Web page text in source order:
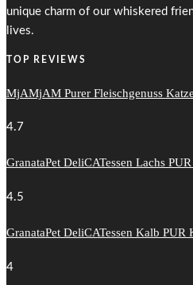
unique charm of our whiskered
lives.
TOP REVIEWS
MjAMjAM Purer Fleischgenuss
4.7
GranataPet DeliCATessen Lachs
4.5
GranataPet DeliCATessen Kalb PUR
4